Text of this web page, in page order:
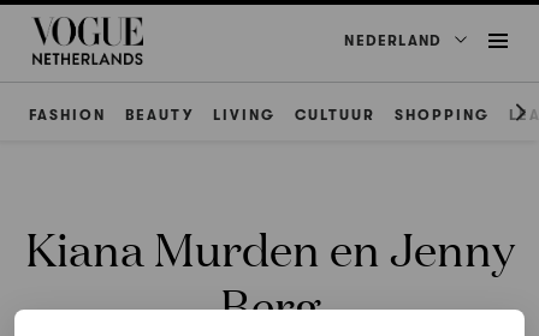
NEDERLAND
FASHION BEAUTY LIVING CULTUUR SHOPPING
Kiana Murden en Jenny
Berg